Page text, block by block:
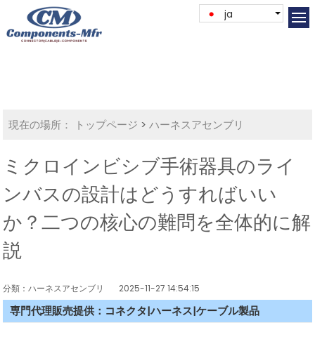
ja
現在の場所： トップページ >ハーネスアセンブリ
ミクロインビシブ手術器具のライ
ンバスの設計はどうすればいい
か？二つの核心の難問を全体的に解
説
分類：ハーネスアセンブリ 2025-11-27 14:54:15
専門代理販売提供：コネクタ|ハーネス|ケーブル製品